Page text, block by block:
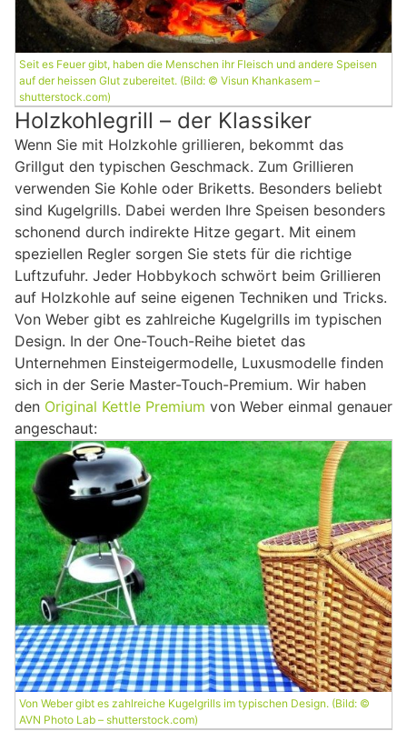
Seit es Feuer gibt, haben die Menschen ihr Fleisch und andere Speisen
auf der heissen Glut zubereitet. (Bild: © Visun Khankasem –
shutterstock.com)
Holzkohlegrill – der Klassiker
Wenn Sie mit Holzkohle grillieren, bekommt das
Grillgut den typischen Geschmack. Zum Grillieren
verwenden Sie Kohle oder Briketts. Besonders beliebt
sind Kugelgrills. Dabei werden Ihre Speisen besonders
schonend durch indirekte Hitze gegart. Mit einem
speziellen Regler sorgen Sie stets für die richtige
Luftzufuhr. Jeder Hobbykoch schwört beim Grillieren
auf Holzkohle auf seine eigenen Techniken und Tricks.
Von Weber gibt es zahlreiche Kugelgrills im typischen
Design. In der One-Touch-Reihe bietet das
Unternehmen Einsteigermodelle, Luxusmodelle finden
sich in der Serie Master-Touch-Premium. Wir haben
den Original Kettle Premium von Weber einmal genauer
angeschaut:
Von Weber gibt es zahlreiche Kugelgrills im typischen Design. (Bild: ©
AVN Photo Lab – shutterstock.com)